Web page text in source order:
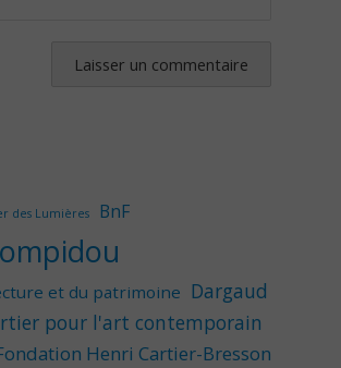
des Lumières BnF
et du patrimoine Dargaud
pour l'art contemporain
Henri Cartier-Bresson